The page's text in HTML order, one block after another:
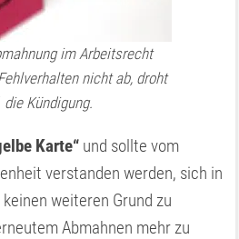
im Arbeitsrecht
nicht ab, droht
die Kündigung.
Karte“ und sollte vom
verstanden werden, sich in
weiteren Grund zu
Abmahnen mehr zu